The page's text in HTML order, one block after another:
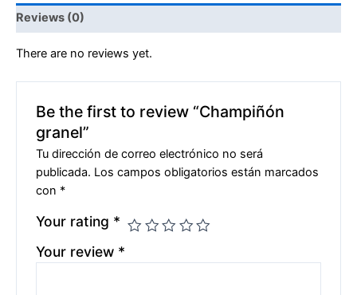
Reviews (0)
There are no reviews yet.
Be the first to review “Champiñón
granel”
Tu dirección de correo electrónico no será
publicada. Los campos obligatorios están marcados
con *
Your rating *
Your review *